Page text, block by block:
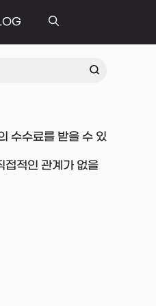
수수료를 받을 수 있
접적인 관계가 없을